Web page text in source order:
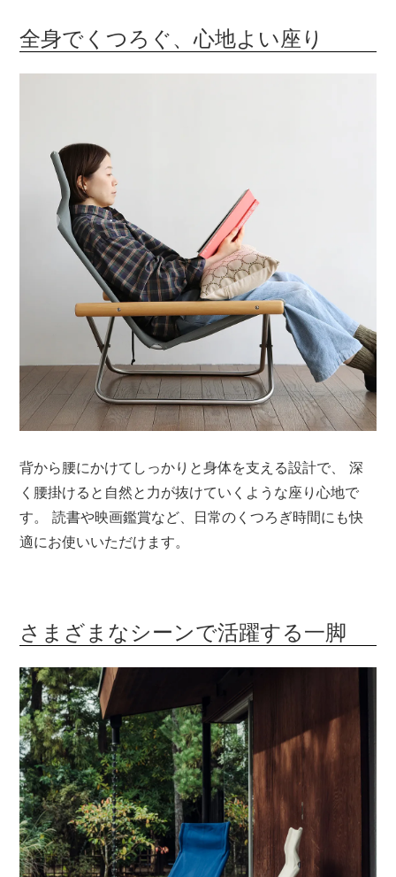
全身でくつろぐ、心地よい座り
背から腰にかけてしっかりと身体を支える設計で、 深
く腰掛けると自然と力が抜けていくような座り心地で
す。 読書や映画鑑賞など、日常のくつろぎ時間にも快
適にお使いいただけます。
さまざまなシーンで活躍する一脚